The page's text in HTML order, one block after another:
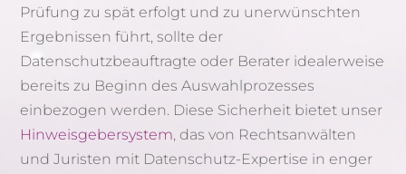
Prüfung zu spät erfolgt und zu unerwünschten
Ergebnissen führt, sollte der
Datenschutzbeauftragte oder Berater idealerweise
bereits zu Beginn des Auswahlprozesses
einbezogen werden. Diese Sicherheit bietet unser
Hinweisgebersystem, das von Rechtsanwälten
und Juristen mit Datenschutz-Expertise in enger